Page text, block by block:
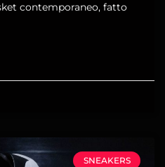
contemporaneo, fatto
SNEAKERS